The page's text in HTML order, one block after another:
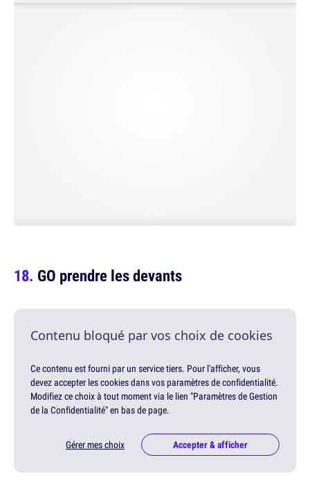
GO prendre les devants
Contenu bloqué par vos choix de cookies
Ce contenu est fourni par un service tiers. Pour l'afficher, vous
devez accepter les cookies dans vos paramètres de confidentialité.
Modifiez ce choix à tout moment via le lien "Paramètres de Gestion
de la Confidentialité" en bas de page.
Gérer mes choix Accepter & afficher